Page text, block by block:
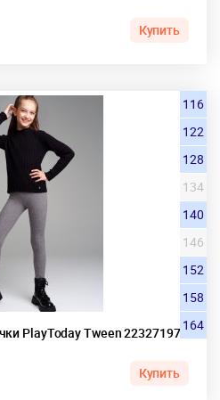
Купить
PlayToday Tween 22327197
116
122
128
134
140
146
152
158
164
Купить